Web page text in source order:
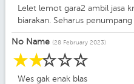
Lelet lemot gara2 ambil jasa
biarakan. Seharus
No Name (28 February 2023)
☆
☆
☆
☆
☆
Wes gak enak blas